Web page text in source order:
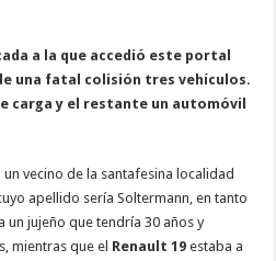
a la que accedió este portal
una fatal colisión tres vehículos.
carga y el restante un automóvil
un vecino de la santafesina localidad
apellido sería Soltermann, en tanto
un jujeño que tendría 30 años y
mientras que el Renault 19 estaba a